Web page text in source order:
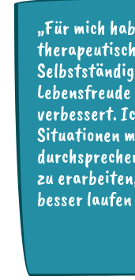
„Für mich
verbessert.
Situationen
zu
besser